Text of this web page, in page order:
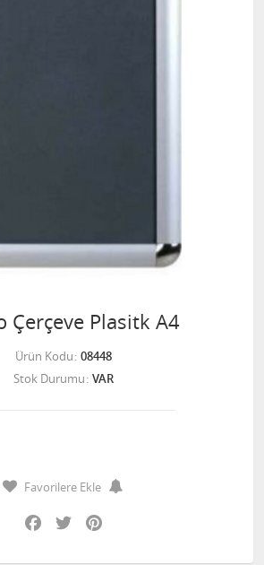
Çerçeve Plasitk A4
Ürün Kodu 08448
Stok Durumu VAR
Favorilere Ekle
Facebook
Twitter